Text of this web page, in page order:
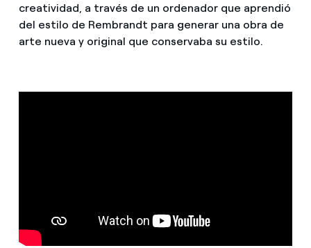
creatividad, a través de un ordenador que aprendió
del estilo de Rembrandt para generar una obra de
arte nueva y original que conservaba su estilo.